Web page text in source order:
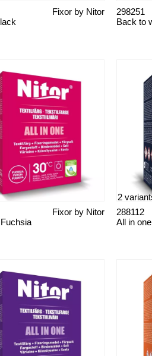
Fixor by Nitor
Back to
298251
Fixor by Nitor
All in
288112
2